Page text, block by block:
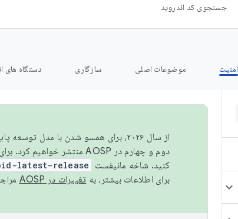
جستجوی کد اندروید
امنیت موضوعات اصلی سازگاری دستگاه های
از سال ۲۰۲۶، برای همسو شدن با مدل
دوم و چهارم در AOSP منتشر خواهیم کرد. برای ساخت و مشارکت در AOSP،
کنید. شاخه مانیفست
latest-release
برای اطلاعات بیشتر، به تغییرات در AOSP